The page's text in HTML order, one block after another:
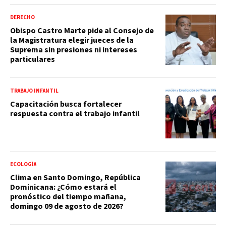
DERECHO
Obispo Castro Marte pide al Consejo de
la Magistratura elegir jueces de la
Suprema sin presiones ni intereses
particulares
TRABAJO INFANTIL
Capacitación busca fortalecer
respuesta contra el trabajo infantil
ECOLOGÍA
Clima en Santo Domingo, República
Dominicana: ¿Cómo estará el
pronóstico del tiempo mañana,
domingo 09 de agosto de 2026?